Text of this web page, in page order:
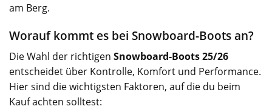
am Berg.
Worauf kommt es bei Snowboard-Boots an?
Die Wahl der richtigen Snowboard-Boots 25/26
entscheidet über Kontrolle, Komfort und Performance.
Hier sind die wichtigsten Faktoren, auf die du beim
Kauf achten solltest: